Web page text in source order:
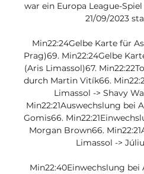
war ein Europa League-
21/09/2023
Min22:24Gelbe Karte für
Prag)69. Min22:24Gelbe
(Aris Limassol)67.
durch Martin Vitík66.
Limassol -> Shavy
Min22:21Auswechslung bei
Gomis66.
Morgan Brown66.
Limassol ->
Min22:40Einwechslung bei